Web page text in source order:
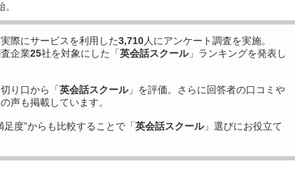
際にサービスを利用した3,710人にアンケート調査を実施。
企業25社を対象にした「英会話スクール」ランキングを発表し
り口から「英会話スクール」を評価。さらに回答者の口コミや
声も掲載しています。
度”からも比較することで「英会話スクール」選びにお役立て